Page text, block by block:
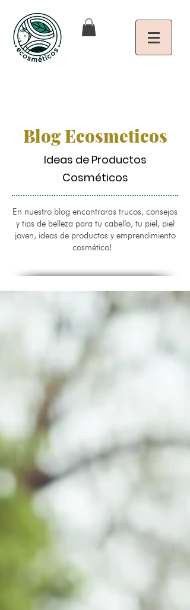
Blog Ecosmeticos
Ideas de Productos
Cosméticos
En nuestro blog encontraras trucos, consejos
y tips de belleza para tu cabello, tu piel, piel
joven, ideas de productos y emprendimiento
cosmético!